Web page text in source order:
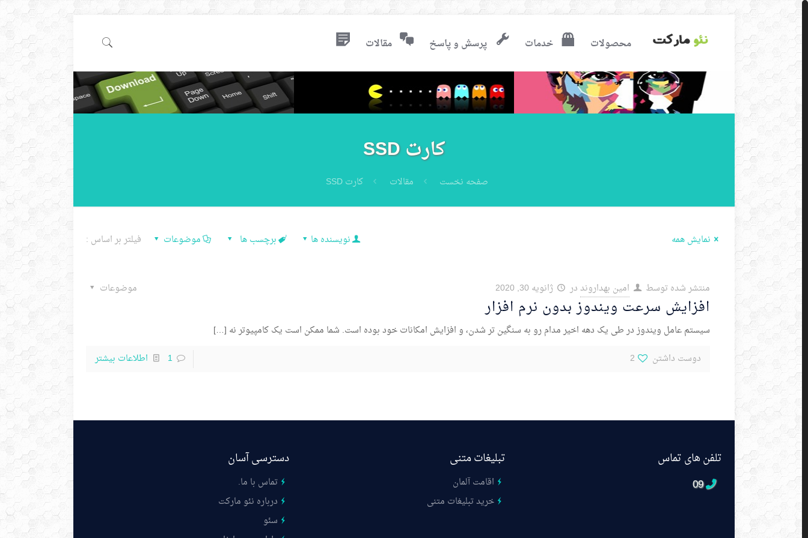
محصولات خدمات پرسش و پاسخ مقالات
کارت SSD
صفحه نخست مقالات کارت SSD
فیلتر بر اساس : موضوعات برچسب ها نویسنده ها نمایش همه
منتشر شده توسط امین بهدارونددر ژانویه 30, 2020 موضوعات
افزایش سرعت ویندوز بدون نرم افزار
سیستم عامل ویندوز در طی یک دهه اخیر مدام رو به سنگین تر شدن، و افزایش امکانات خود بوده است. شما ممکن است یک کامپیوتر نه […]
دوست داشتن
2
1 اطلاعات بیشتر
تلفن های تماس
09
تبلیغات متنی
اقامت آلمان
خرید تبلیغات متنی
دسترسی آسان
تماس با ما.
درباره نئو مارکت
سئو